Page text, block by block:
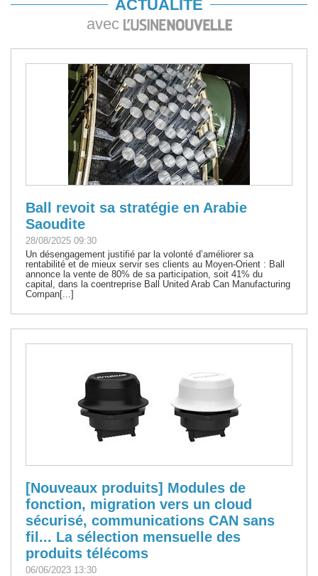
ACTUALITÉ
avec
Ball revoit sa stratégie en Arabie
Saoudite
28/08/2025 09:30
Un désengagement justifié par la volonté d’améliorer sa
rentabilité et de mieux servir ses clients au Moyen-Orient : Ball
annonce la vente de 80% de sa participation, soit 41% du
capital, dans la coentreprise Ball United Arab Can Manufacturing
Compan[...]
[Nouveaux produits] Modules de
fonction, migration vers un cloud
sécurisé, communications CAN sans
fil... La sélection mensuelle des
produits télécoms
06/06/2023 13:30